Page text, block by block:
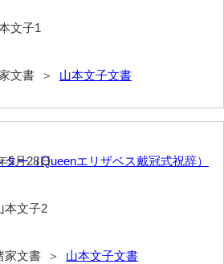
（鹿野町）
（横浜市）
文子1
文書 ＞ 山本文子文書
ター（Queenエリザベス戴冠式祝辞）
本文子2
家文書 ＞ 山本文子文書
5月28日